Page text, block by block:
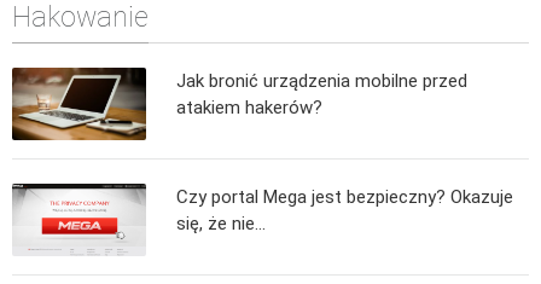
Metody numeryczne
Algorytmy konwersji
Hakowanie
Jak bronić urządzenia mobilne przed
atakiem hakerów?
Czy portal Mega jest bezpieczny? Okazuje
się, że nie…